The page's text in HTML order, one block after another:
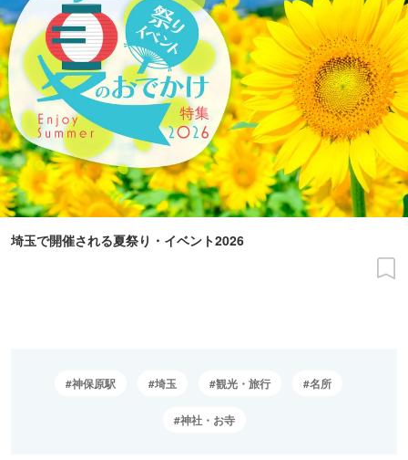
埼玉で開催される夏祭り・イベント2026
神保原駅 埼玉 観光・旅行 名所
神社・お寺